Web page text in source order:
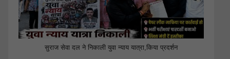
सुराज सेवा दल ने निकाली युवा न्याय यात्रा,किया प्रदर्शन